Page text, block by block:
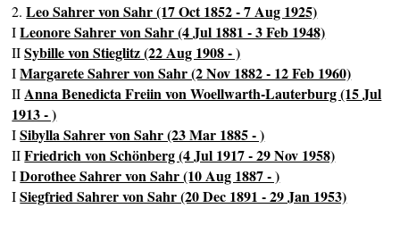
2.Leo Sahrer von Sahr (17 Oct 1852 - 7 Aug 1925)
ILeonore Sahrer von Sahr (4 Jul 1881 - 3 Feb 1948)
IISybille von Stieglitz (22 Aug 1908 - )
IMargarete Sahrer von Sahr (2 Nov 1882 - 12 Feb 1960)
IIAnna Benedicta Freiin von Woellwarth-Lauterburg (15 Jul
1913 - )
ISibylla Sahrer von Sahr (23 Mar 1885 - )
IIFriedrich von Schönberg (4 Jul 1917 - 29 Nov 1958)
IDorothee Sahrer von Sahr (10 Aug 1887 - )
ISiegfried Sahrer von Sahr (20 Dec 1891 - 29 Jan 1953)